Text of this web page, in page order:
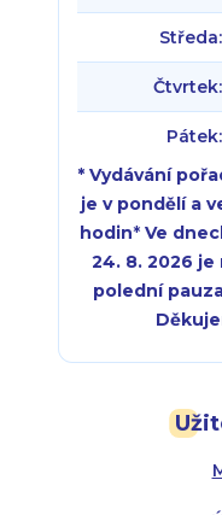
Středa:
Čtvrtek:
Pátek:
* Vydávání
je v pondělí a
hodin* Ve
24. 8. 2026
polední
Úterý:
Středa:
Úterý:
Středa: